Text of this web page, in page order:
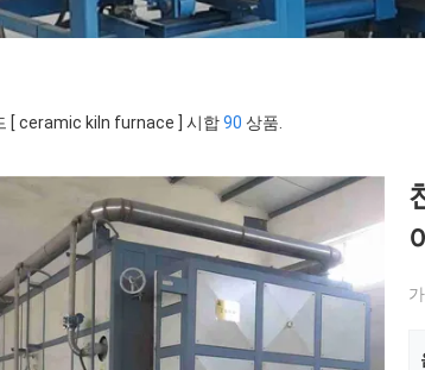
[ ceramic kiln furnace ] 시합90 상품.